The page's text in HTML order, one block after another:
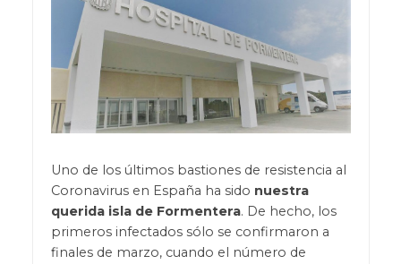
Uno de los últimos bastiones de resistencia al
Coronavirus en España ha sido nuestra
querida isla de Formentera. De hecho, los
primeros infectados sólo se confirmaron a
finales de marzo, cuando el número de